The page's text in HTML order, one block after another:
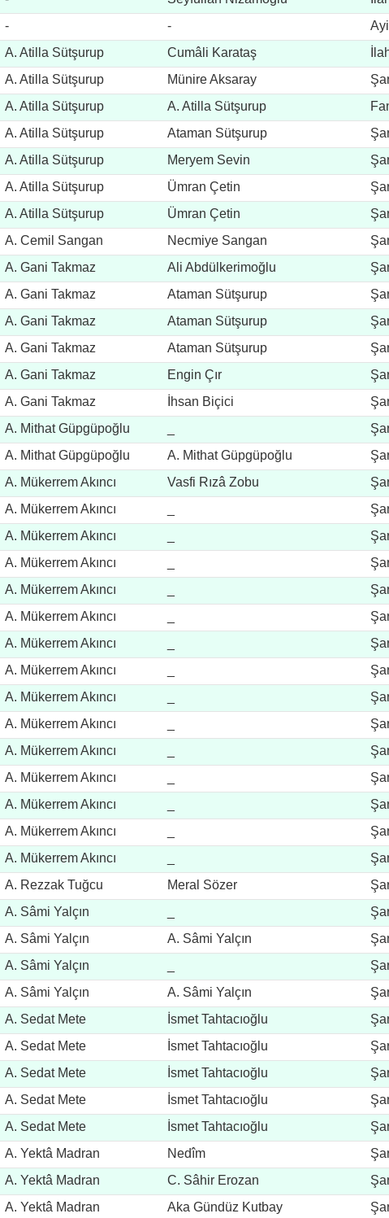
- -
A. Atilla Sütşurup Cumâli Karataş
A. Atilla Sütşurup Münire Aksaray
A. Atilla Sütşurup A. Atilla Sütşurup
A. Atilla Sütşurup Ataman Sütşurup
A. Atilla Sütşurup Meryem Sevin
A. Atilla Sütşurup Ümran Çetin
A. Atilla Sütşurup Ümran Çetin
A. Cemil Sangan Necmiye Sangan
A. Gani Takmaz Ali Abdülkerimoğlu
A. Gani Takmaz Ataman Sütşurup
A. Gani Takmaz Ataman Sütşurup
A. Gani Takmaz Ataman Sütşurup
A. Gani Takmaz Engin Çır
A. Gani Takmaz İhsan Biçici
A. Mithat Güpgüpoğlu
A. Mithat Güpgüpoğlu A. Mithat Güpgüpoğlu
A. Mükerrem Akıncı Vasfi Rızâ Zobu
A. Mükerrem Akıncı
A. Mükerrem Akıncı
A. Mükerrem Akıncı
A. Mükerrem Akıncı
A. Mükerrem Akıncı
A. Mükerrem Akıncı
A. Mükerrem Akıncı
A. Mükerrem Akıncı
A. Mükerrem Akıncı
A. Mükerrem Akıncı
A. Mükerrem Akıncı
A. Mükerrem Akıncı
A. Mükerrem Akıncı
A. Mükerrem Akıncı
A. Rezzak Tuğcu Meral Sözer
A. Sâmi Yalçın
A. Sâmi Yalçın A. Sâmi Yalçın
A. Sâmi Yalçın
A. Sâmi Yalçın A. Sâmi Yalçın
A. Sedat Mete İsmet Tahtacıoğlu
A. Sedat Mete İsmet Tahtacıoğlu
A. Sedat Mete İsmet Tahtacıoğlu
A. Sedat Mete İsmet Tahtacıoğlu
A. Sedat Mete İsmet Tahtacıoğlu
A. Yektâ Madran Nedîm
A. Yektâ Madran C. Sâhir Erozan
A. Yektâ Madran Aka Gündüz Kutbay